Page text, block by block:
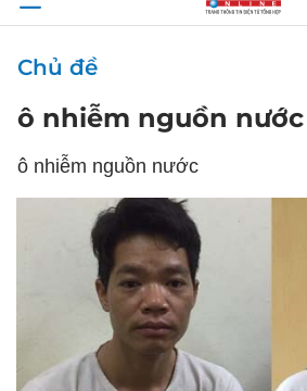
Chủ đề
ô nhiễm nguồn nước
ô nhiễm nguồn nước